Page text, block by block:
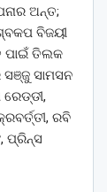
ଅନ୍ତ;
ବିଜୟୀ
ପାଇଁ ତିଲକ
ସାମସନ
ରବି
ପ୍ରିନ୍ସ